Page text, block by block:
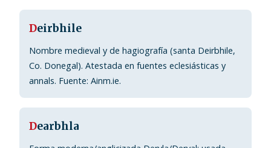
Deirbhile
Nombre medieval y de hagiografía (santa Deirbhile,
Co. Donegal). Atestada en fuentes eclesiásticas y
annals. Fuente: Ainm.ie.
Dearbhla